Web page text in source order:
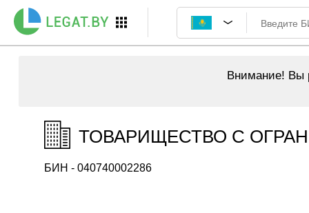
Внимание! Вы
ТОВАРИЩЕСТВО С
БИН - 040740002286